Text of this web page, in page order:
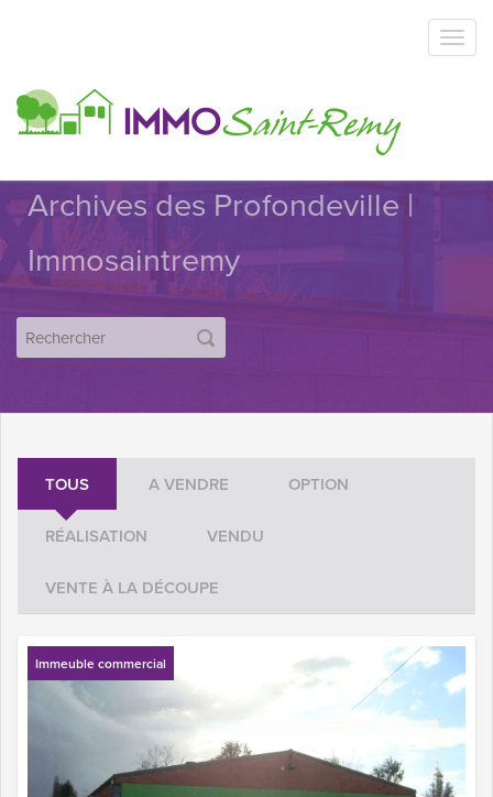
Archives des Profondeville |
Immosaintremy
TOUS A VENDRE OPTION
RÉALISATION VENDU
VENTE À LA DÉCOUPE
Immeuble commercial